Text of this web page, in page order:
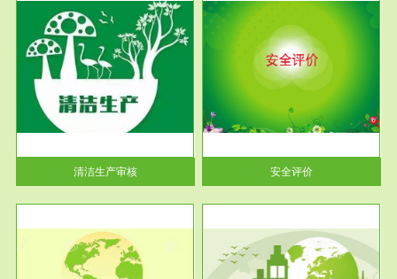
清洁生产审核
服务范围
安全评价
安全评价安全评价目的是查找、
分析和预测工程、系统、生产经
营活...
安全评价
服务范围